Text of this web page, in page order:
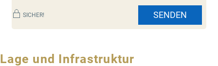
SICHER! SENDEN
Lage und Infrastruktur